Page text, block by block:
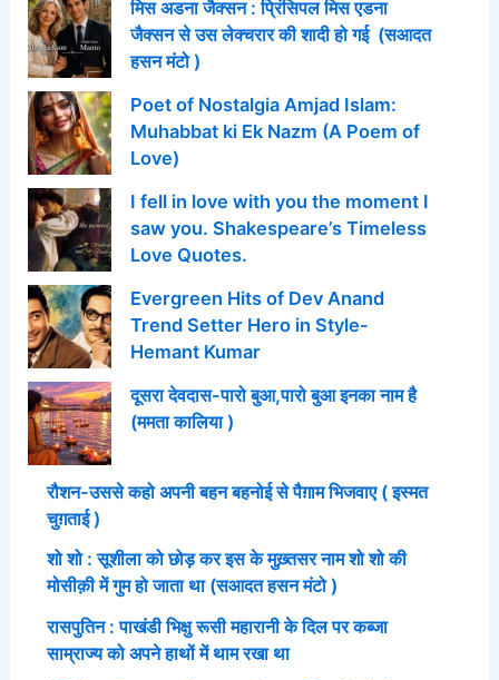
मिस अडना जैक्सन : प्रिंसिपल मिस एडना
जैक्सन से उस लेक्चरार की शादी हो गई (सआदत
हसन मंटो )
Poet of Nostalgia Amjad Islam:
Muhabbat ki Ek Nazm (A Poem of
Love)
I fell in love with you the moment I
saw you. Shakespeare’s Timeless
Love Quotes.
Evergreen Hits of Dev Anand
Trend Setter Hero in Style-
Hemant Kumar
दूसरा देवदास-पारो बुआ,पारो बुआ इनका नाम है
(ममता कालिया )
रौशन-उससे कहो अपनी बहन बहनोई से पैग़ाम भिजवाए ( इस्मत
चुग़ताई )
शो शो : सूशीला को छोड़ कर इस के मुख़्तसर नाम शो शो की
मोसीक़ी में गुम हो जाता था (सआदत हसन मंटो )
रासपुतिन : पाखंडी भिक्षु रूसी महारानी के दिल पर कब्जा
साम्राज्य को अपने हाथों में थाम रखा था